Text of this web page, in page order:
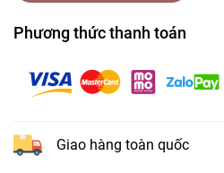
Phương thức thanh toán
Giao hàng toàn quốc